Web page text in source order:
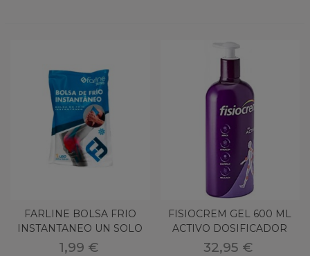
FARLINE BOLSA FRIO
INSTANTANEO UN SOLO
USO
1,99 €
FISIOCREM GEL 600 ML
ACTIVO DOSIFICADOR
32,95 €